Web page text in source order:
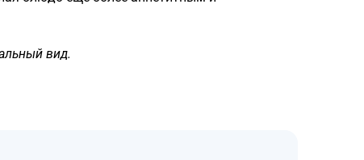
вид.